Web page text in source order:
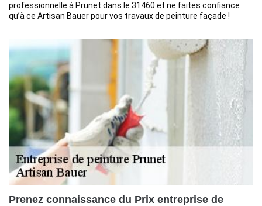
professionnelle à Prunet dans le 31460 et ne faites confiance
qu’à ce Artisan Bauer pour vos travaux de peinture façade !
Prenez connaissance du Prix entreprise de